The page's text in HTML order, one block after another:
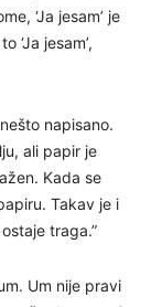
‘Ja jesam’ je
‘Ja jesam’,
napisano.
ali papir je
Kada se
Takav je i
traga.”
Um nije pravi